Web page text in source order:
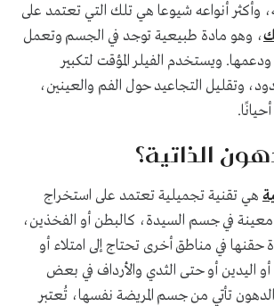
أنواعه شيوعا هي تلك التي تعتمد على
، وهو مادة طبيعية توجد في الجسم وتعمل
ويستخدم الفيلر المؤقت لتكبير
وتقليل التجاعيد حول الفم والعينين،
الذاتية؟
هي تقنية تجميلية تعتمد على استخراج
في جسم السيدة، كالبطن أو الفخذين،
حقنها في مناطق أخرى تحتاج إلى امتلاء أو
اليدين أو حتى الثدي والأرداف في بعض
تأتي من جسم المريضة نفسها، تُعتبر